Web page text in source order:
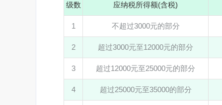
级数 应纳税所得额(含税)
1 不超过3000元的部分
2 超过3000元至12000元的部分
3 超过12000元至25000元的部分
4 超过25000元至35000的部分